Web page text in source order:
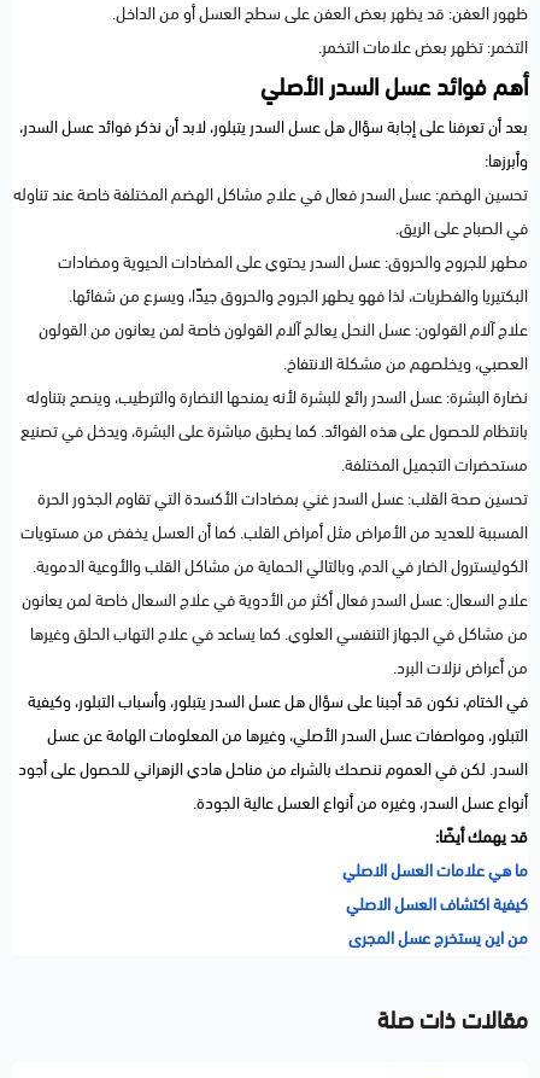
ظهور العفن: قد يظهر بعض العفن على سطح العسل أو من الداخل.
التخمر: تظهر بعض علامات التخمر.
أهم فوائد عسل السدر الأصلي
بعد أن تعرفنا على إجابة سؤال هل عسل السدر يتبلور، لابد أن نذكر فوائد عسل السدر،
وأبرزها:
تحسين الهضم: عسل السدر فعال في علاج مشاكل الهضم المختلفة خاصة عند تناوله
في الصباح على الريق.
مطهر للجروح والحروق: عسل السدر يحتوي على المضادات الحيوية ومضادات
البكتيريا والفطريات، لذا فهو يطهر الجروح والحروق جيدًا، ويسرع من شفائها.
علاج آلام القولون: عسل النحل يعالج آلام القولون خاصة لمن يعانون من القولون
العصبي، ويخلصهم من مشكلة الانتفاخ.
نضارة البشرة: عسل السدر رائع للبشرة لأنه يمنحها النضارة والترطيب، وينصح بتناوله
بانتظام للحصول على هذه الفوائد. كما يطبق مباشرة على البشرة، ويدخل في تصنيع
مستحضرات التجميل المختلفة.
تحسين صحة القلب: عسل السدر غني بمضادات الأكسدة التي تقاوم الجذور الحرة
المسببة للعديد من الأمراض مثل أمراض القلب. كما أن العسل يخفض من مستويات
الكوليسترول الضار في الدم، وبالتالي الحماية من مشاكل القلب والأوعية الدموية.
علاج السعال: عسل السدر فعال أكثر من الأدوية في علاج السعال خاصة لمن يعانون
من مشاكل في الجهاز التنفسي العلوي. كما يساعد في علاج التهاب الحلق وغيرها
من أعراض نزلات البرد.
في الختام، نكون قد أجبنا على سؤال هل عسل السدر يتبلور، وأسباب التبلور، وكيفية
التبلور، ومواصفات عسل السدر الأصلي، وغيرها من المعلومات الهامة عن عسل
السدر. لكن في العموم ننصحك بالشراء من مناحل هادي الزهراني للحصول على أجود
أنواع عسل السدر، وغيره من أنواع العسل عالية الجودة.
قد يهمك أيضًا:
ما هي علامات العسل الاصلي
كيفية اكتشاف العسل الاصلي
من اين يستخرج عسل المجرى
مقالات ذات صلة